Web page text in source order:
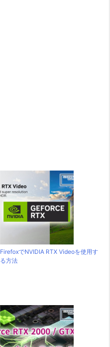
FirefoxでNVIDIA RTX Videoを使用す
る方法